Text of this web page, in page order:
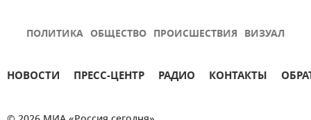
ПОЛИТИКА ОБЩЕСТВО ПРОИСШЕСТВИЯ ВИЗУАЛ
НОВОСТИ ПРЕСС-ЦЕНТР РАДИО КОНТАКТЫ